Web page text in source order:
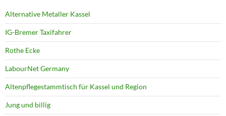
Alternative Metaller Kassel
IG-Bremer Taxifahrer
Rothe Ecke
LabourNet Germany
Altenpflegestammtisch für Kassel und Region
Jung und billig